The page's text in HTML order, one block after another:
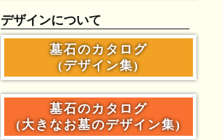
デザインについて
墓石のカタログ
(デザイン集)
墓石のカタログ
(大きなお墓のデザイン集)